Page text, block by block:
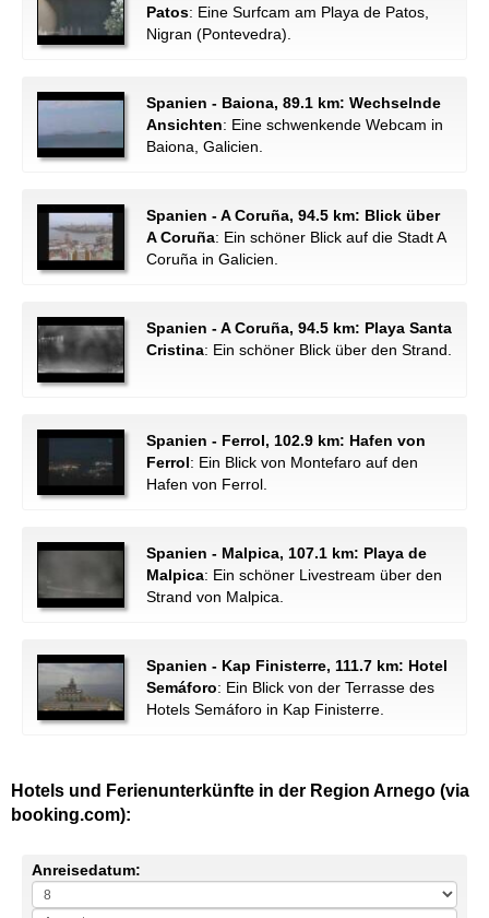
Patos: Eine Surfcam am Playa de Patos,
Nigran (Pontevedra).
Spanien - Baiona, 89.1 km: Wechselnde
Ansichten: Eine schwenkende Webcam in
Baiona, Galicien.
Spanien - A Coruña, 94.5 km: Blick über
A Coruña: Ein schöner Blick auf die Stadt A
Coruña in Galicien.
Spanien - A Coruña, 94.5 km: Playa Santa
Cristina: Ein schöner Blick über den Strand.
Spanien - Ferrol, 102.9 km: Hafen von
Ferrol: Ein Blick von Montefaro auf den
Hafen von Ferrol.
Spanien - Malpica, 107.1 km: Playa de
Malpica: Ein schöner Livestream über den
Strand von Malpica.
Spanien - Kap Finisterre, 111.7 km: Hotel
Semáforo: Ein Blick von der Terrasse des
Hotels Semáforo in Kap Finisterre.
Hotels und Ferienunterkünfte in der Region Arnego (via
booking.com):
Anreisedatum: